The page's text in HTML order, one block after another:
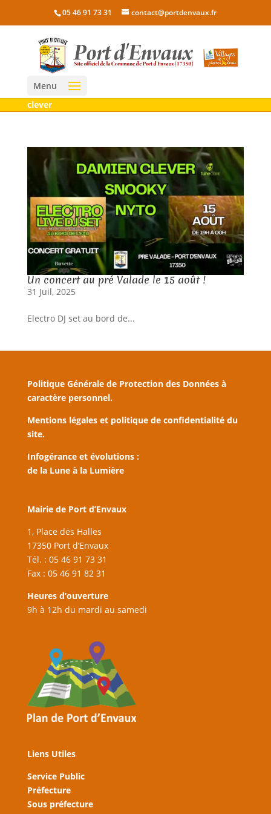
05 46 91 73 31 contact@portdenvaux.fr
Menu
clever
Un concert au pré Valade le 15 août !
31 Juil, 2025
Electro DJ set au bord de...
Politique Générale de Protection des Données à
caractère personnel.
Mentions légales et politique de confidentialité du
site.
Infogérance et évolutions :
de la Lune à la Lumière
Mairie de Port d’Envaux
1, Place des Halles
17350 Port d’Envaux
Tél. : 05 46 91 73 31
Fax : 05 46 91 82 31
Heures d’ouverture
9h à 12h du mardi au samedi
Liens Utiles
Service Public
Préfecture
Sous préfecture